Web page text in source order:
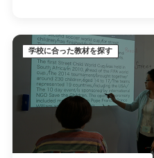
学校に合った教材を探す